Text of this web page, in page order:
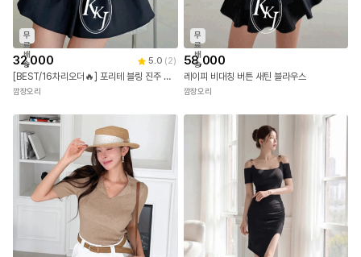
무
배
송
32,000
깜장오리
무
배
58,000
레이피 비대칭 버튼 새틴 블라우스